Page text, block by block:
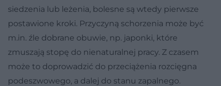
siedzenia lub leżenia, bolesne są wtedy pierwsze
postawione kroki. Przyczyną schorzenia może być
m.in. źle dobrane obuwie, np. japonki, które
zmuszają stopę do nienaturalnej pracy. Z czasem
może to doprowadzić do przeciążenia rozcięgna
podeszwowego, a dalej do stanu zapalnego.